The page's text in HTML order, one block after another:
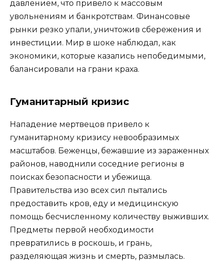
давлением, что привело к массовым
увольнениям и банкротствам. Финансовые
рынки резко упали, уничтожив сбережения и
инвестиции. Мир в шоке наблюдал, как
экономики, которые казались непобедимыми,
балансировали на грани краха.
Гуманитарный кризис
Нападение мертвецов привело к
гуманитарному кризису невообразимых
масштабов. Беженцы, бежавшие из зараженных
районов, наводнили соседние регионы в
поисках безопасности и убежища.
Правительства изо всех сил пытались
предоставить кров, еду и медицинскую
помощь бесчисленному количеству выживших.
Предметы первой необходимости
превратились в роскошь, и грань,
разделяющая жизнь и смерть, размылась.